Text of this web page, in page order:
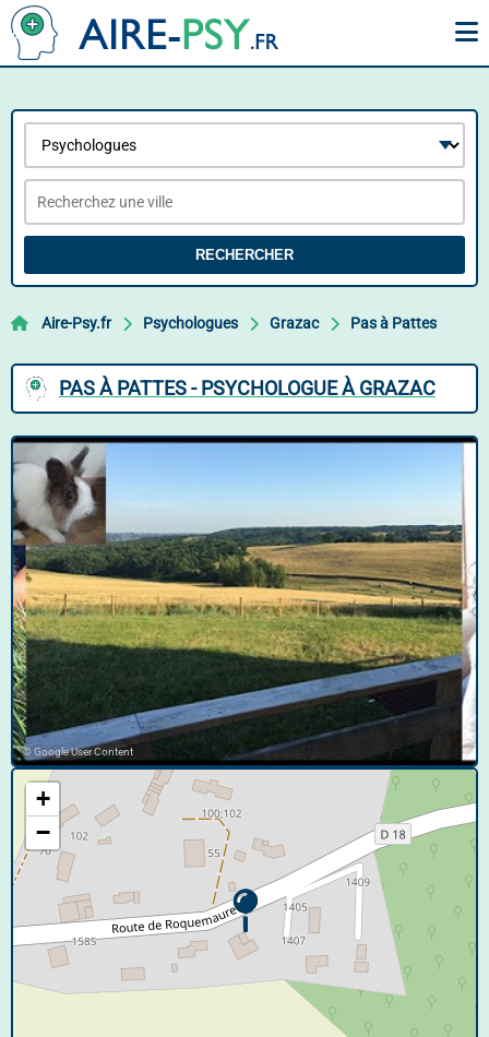
RECHERCHER
Aire-Psy.fr Psychologues Grazac Pas à Pattes
PAS À PATTES - PSYCHOLOGUE À GRAZAC
© Google User Content
+
−